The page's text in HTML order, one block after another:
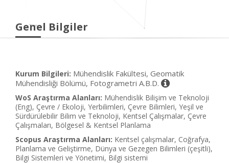
Genel Bilgiler
Kurum Bilgileri: Mühendislik Fakültesi, Geomatik
Mühendisliği Bölümü, Fotogrametri A.B.D.
WoS Araştırma Alanları: Mühendislik Bilişim ve Teknoloji
(Eng), Çevre / Ekoloji, Yerbilimleri, Çevre Bilimleri, Yeşil ve
Sürdürülebilir Bilim ve Teknoloji, Kentsel Çalışmalar, Çevre
Çalışmaları, Bölgesel & Kentsel Planlama
Scopus Araştırma Alanları: Kentsel çalışmalar, Coğrafya,
Planlama ve Geliştirme, Dünya ve Gezegen Bilimleri (çeşitli),
Bilgi Sistemleri ve Yönetimi, Bilgi sistemi